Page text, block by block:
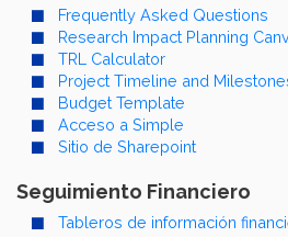
Frequently Asked Questions
Research Impact Planning
TRL Calculator
Project Timeline and
Budget Template
Acceso a Simple
Sitio de Sharepoint
Seguimiento Financiero
Tableros de información